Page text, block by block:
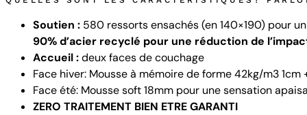
Soutien : 580 ressorts ensachés (en 140×190) pour
90% d’acier recyclé pour une réduction de
Accueil :deux faces de couchage
Face hiver: Mousse à mémoire de forme 42kg/m3
Face été: Mousse soft 18mm pour une sensation
ZERO TRAITEMENT BIEN ETRE GARANTI